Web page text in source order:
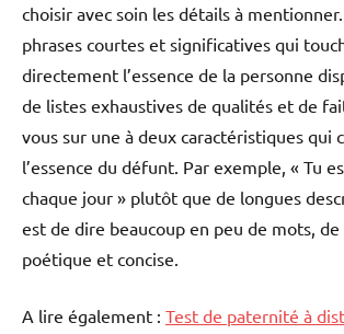
choisir avec soin les détails à
phrases courtes et significatives qui
directement l’essence de la personne
de listes exhaustives de qualités et de
vous sur une à deux caractéristiques qui
l’essence du défunt. Par exemple, « Tu
chaque jour » plutôt que de longues
est de dire beaucoup en peu de mots,
poétique et concise.
A lire également : Test de paternité à